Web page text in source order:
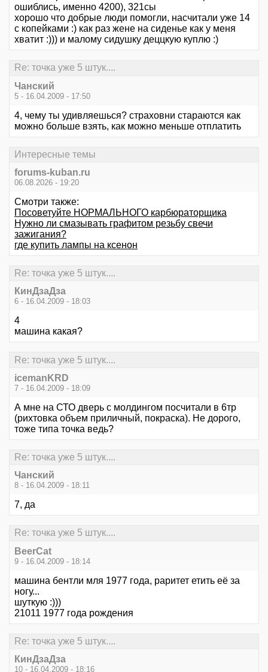
ошиблись, именно 4200), 321сы
хорошо что добрые люди помогли, насчитали уже 14
с копейками :) как раз жене на сиденье как у меня
хватит :))) и малому сидушку деццкую куплю :)
Re: точка уже 5 штук....
Чанский
5 - 16.04.2009 - 17:50
4, чему ты удивляешься? страховни стараются как
можно больше взять, как можно меньше отплатить
Интересные темы
forums-kuban.ru
06.08.2026 - 19:20
Смотри также:
Посоветуйте НОРМАЛЬНОГО карбюраторщика
Нужно ли смазывать графитом резьбу свечи
зажигания?
где купить лампы на ксенон
Re: точка уже 5 штук....
КинДзаДза
6 - 16.04.2009 - 18:03
4
машина какая?
Re: точка уже 5 штук....
icemanKRD
7 - 16.04.2009 - 18:09
А мне на СТО дверь с молдингом посчитали в 6тр
(рихтовка объем приличный, покраска). Не дорого,
тоже типа точка ведь?
Re: точка уже 5 штук....
Чанский
8 - 16.04.2009 - 18:11
7, да
Re: точка уже 5 штук....
BeerCat
9 - 16.04.2009 - 18:14
машина бентли мля 1977 года, раритет етить её за
ногу...
шуткую :)))
21011 1977 года рождения
Re: точка уже 5 штук....
КинДзаДза
10 - 16.04.2009 - 18:16